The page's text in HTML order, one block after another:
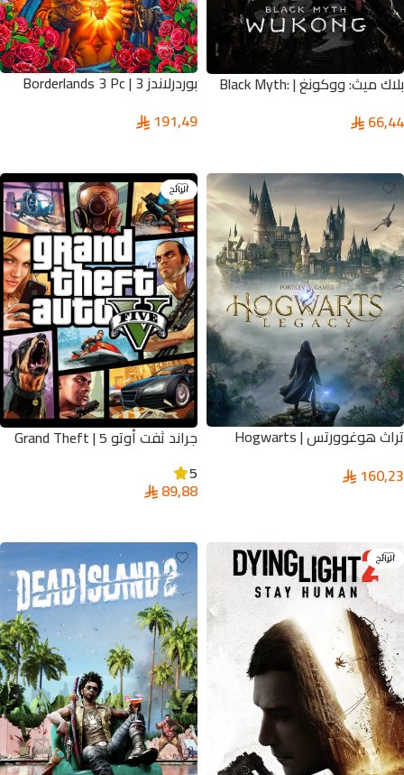
بلاك ميث: ووكونغ | Black Myth:
66,44
بوردرلاندز 3 | Borderlands 3 Pc
191,49
تراث هوغوورتس | Hogwarts
160,23
الرائج
جراند ثفت أوتو 5 | Grand Theft
5
89,88
الرائج